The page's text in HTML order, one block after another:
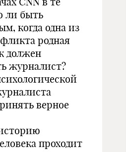
ли быть
когда одна из
родная
должен
журналист?
верное
проходит